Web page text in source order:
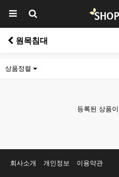
원목침대
상품정렬
등록된 상품
회사소개 개인정보 이용약관